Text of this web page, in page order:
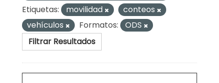
Etiquetas:
movilidad
conteos
vehículos
Formatos:
ODS
Filtrar Resultados